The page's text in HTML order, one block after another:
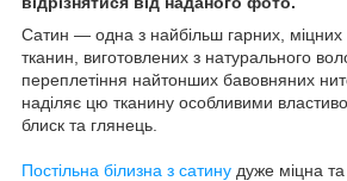
Сатин — одна з найбільш гарних, міцних
тканин, виготовлених з натурального
переплетіння найтонших бавовняних
наділяє цю тканину особливими
блиск та глянець.
Постільна білизна з сатину дуже міцна